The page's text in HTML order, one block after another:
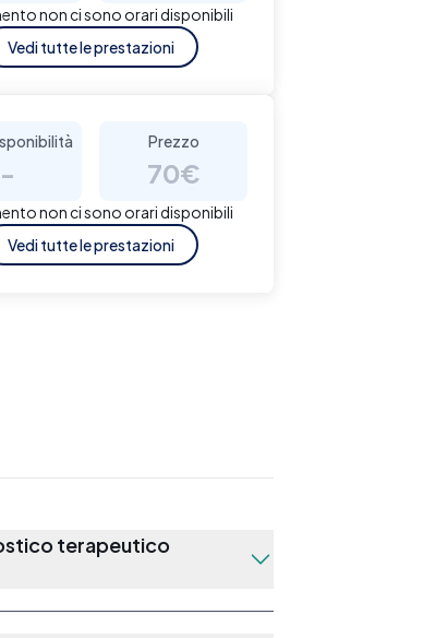
non ci sono orari disponibili
Vedi tutte le prestazioni
-
Prezzo
70€
non ci sono orari disponibili
Vedi tutte le prestazioni
terapeutico